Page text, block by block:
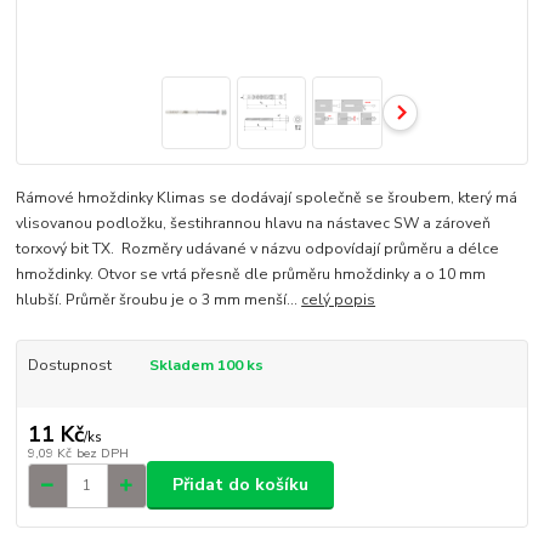
Rámové hmoždinky Klimas se dodávají společně se šroubem, který má
vlisovanou podložku, šestihrannou hlavu na nástavec SW a zároveň
torxový bit TX. Rozměry udávané v názvu odpovídají průměru a délce
hmoždinky. Otvor se vrtá přesně dle průměru hmoždinky a o 10 mm
hlubší. Průměr šroubu je o 3 mm menší... celý popis
Dostupnost Skladem 100 ks
11 Kč/ks
9,09 Kč bez DPH
Přidat do košíku